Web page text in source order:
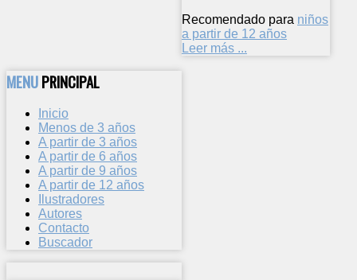
Recomendado para niños
a partir de 12 años
Leer más ...
MENUPRINCIPAL
Inicio
Menos de 3 años
A partir de 3 años
A partir de 6 años
A partir de 9 años
A partir de 12 años
Ilustradores
Autores
Contacto
Buscador